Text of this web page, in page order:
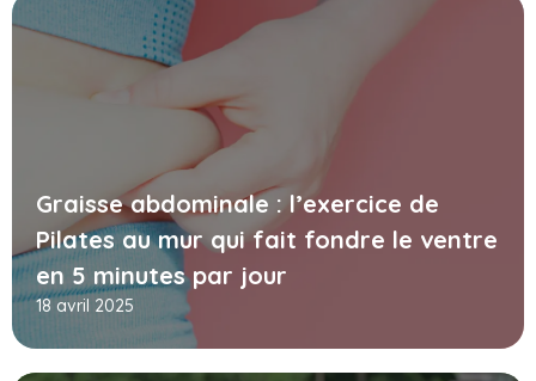
Graisse abdominale : l’exercice de
Pilates au mur qui fait fondre le ventre
en 5 minutes par jour
18 avril 2025